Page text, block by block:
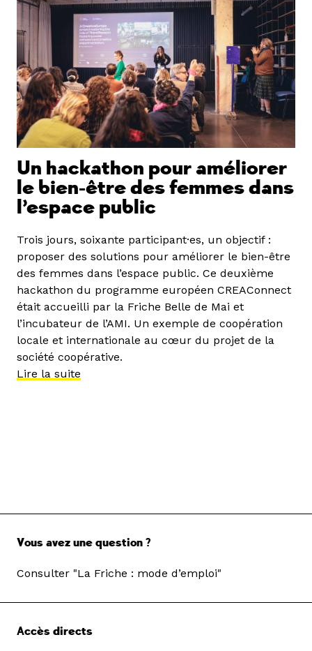
Un hackathon pour améliorer
le bien-être des femmes dans
l’espace public
Trois jours, soixante participant·es, un objectif :
proposer des solutions pour améliorer le bien-être
des femmes dans l’espace public. Ce deuxième
hackathon du programme européen CREAConnect
était accueilli par la Friche Belle de Mai et
l’incubateur de l’AMI. Un exemple de coopération
locale et internationale au cœur du projet de la
société coopérative.
Lire la suite
Vous avez une question ?
Consulter "La Friche : mode d’emploi"
Accès directs